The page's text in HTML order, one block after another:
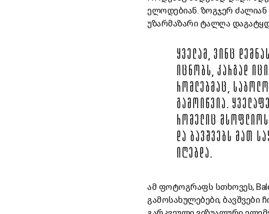
ელოდებიან. ზოგჯერ
უზარმაზარი ტალღა
ᲧᲕᲔᲚᲐᲛ, ᲕᲘᲜᲪ
ᲘᲪᲜᲝᲑᲡ, ᲙᲐᲠᲒᲐᲓ
ᲠᲝᲛᲚᲔᲑᲛᲐᲪ,
ᲒᲐᲛᲝᲘᲬᲕᲘᲐ.
ᲠᲝᲛᲔᲚᲘᲪ ᲛᲡᲝᲤᲚᲘᲝᲡ
ᲓᲐ ᲑᲐᲕᲨᲕᲔᲑᲡ ᲛᲐᲗ
ᲘᲦᲔᲑᲓᲐ.
ამ ფოტოგრაფს სთხოვეს,
გამოსახულებები,